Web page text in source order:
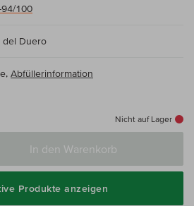
100
del Duero
Abfüllerinformation
Nicht auf Lager
In den Warenkorb
Produkte anzeigen